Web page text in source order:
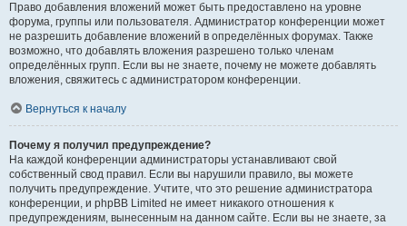
Право добавления вложений может быть предоставлено на уровне
форума, группы или пользователя. Администратор конференции может
не разрешить добавление вложений в определённых форумах. Также
возможно, что добавлять вложения разрешено только членам
определённых групп. Если вы не знаете, почему не можете добавлять
вложения, свяжитесь с администратором конференции.
Вернуться к началу
Почему я получил предупреждение?
На каждой конференции администраторы устанавливают свой
собственный свод правил. Если вы нарушили правило, вы можете
получить предупреждение. Учтите, что это решение администратора
конференции, и phpBB Limited не имеет никакого отношения к
предупреждениям, вынесенным на данном сайте. Если вы не знаете, за